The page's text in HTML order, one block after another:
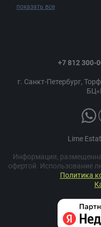
показать все
Lime
Информация,
офертой. Использование
Политика
+7 812 300-
г. Санкт-Петербург,